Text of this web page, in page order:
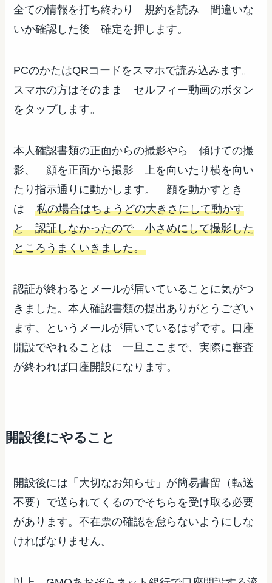
全ての情報を打ち終わり 規約を読み 間違いな
いか確認した後 確定を押します。
PCのかたはQRコードをスマホで読み込みます。
スマホの方はそのまま セルフィー動画のボタン
をタップします。
本人確認書類の正面からの撮影やら 傾けての撮
影、 顔を正面から撮影 上を向いたり横を向い
たり指示通りに動かします。 顔を動かすとき
は私の場合はちょうどの大きさにして動かす
と 認証しなかったので 小さめにして撮影した
ところうまくいきました。
認証が終わるとメールが届いていることに気がつ
きました。本人確認書類の提出ありがとうござい
ます、というメールが届いているはずです。口座
開設でやれることは 一旦ここまで、実際に審査
が終われば口座開設になります。
開設後にやること
開設後には「大切なお知らせ」が簡易書留（転送
不要）で送られてくるのでそちらを受け取る必要
があります。不在票の確認を怠らないようにしな
ければなりません。